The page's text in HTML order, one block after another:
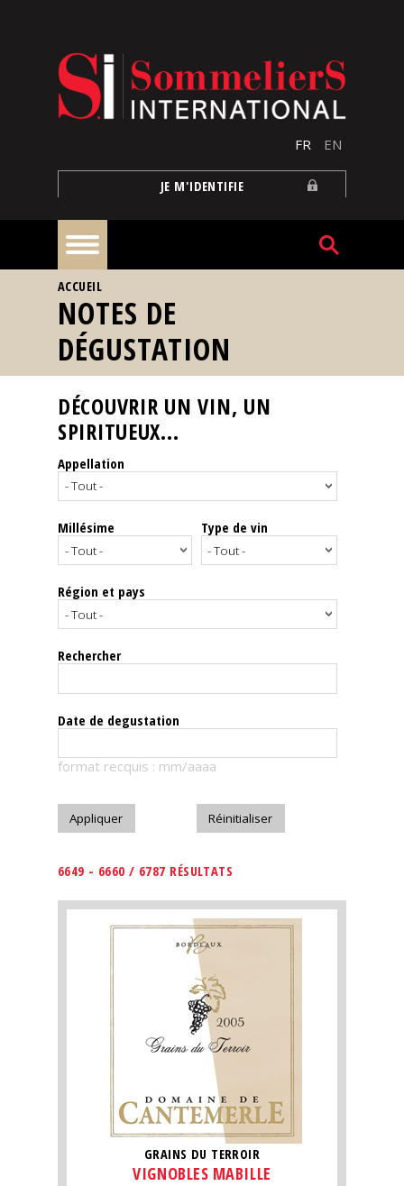
FR EN
JE M'IDENTIFIE
À
la
une
Reportages
Nos
Spiritueux
Notes
dégustation
Le
magazine
Télécharger
VOUS ÊTES ICI
ACCUEIL
NOTES DE
DÉGUSTATION
DÉCOUVRIR UN VIN, UN
SPIRITUEUX...
Appellation
Millésime Type de vin
Région et pays
Rechercher
Date de degustation
format recquis : mm/aaaa
6649 - 6660 / 6787 RÉSULTATS
GRAINS DU TERROIR
VIGNOBLES MABILLE